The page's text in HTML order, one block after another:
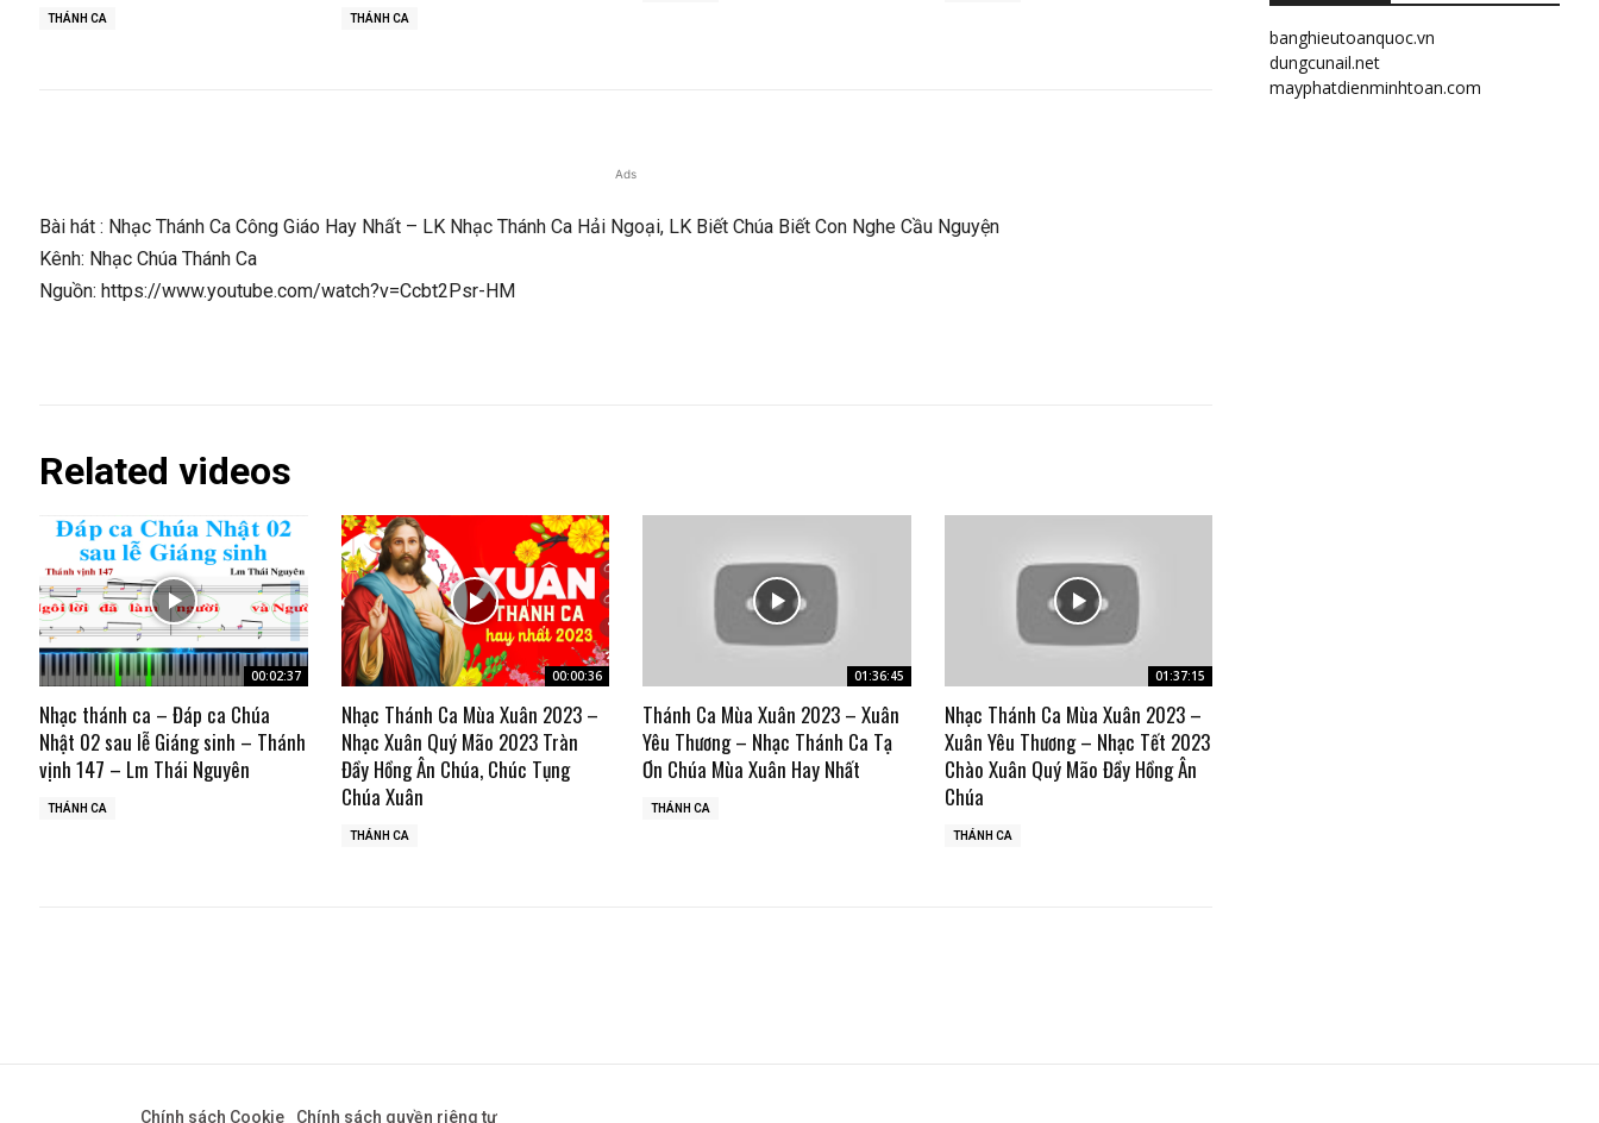
THÁNH CA THÁNH CA
Ads
Bài hát : Nhạc Thánh Ca Công Giáo Hay Nhất – LK Nhạc Thánh Ca Hải Ngoại, LK Biết Chúa Biết Con Nghe Cầu Nguyện
Kênh: Nhạc Chúa Thánh Ca
Nguồn: https://www.youtube.com/watch?v=Ccbt2Psr-HM
Related videos
00:02:37
Nhạc thánh ca – Đáp ca Chúa
Nhật 02 sau lễ Giáng sinh – Thánh
vịnh 147 – Lm Thái Nguyên
THÁNH CA
00:00:36
Nhạc Thánh Ca Mùa Xuân 2023 –
Nhạc Xuân Quý Mão 2023 Tràn
Đầy Hồng Ân Chúa, Chúc Tụng
Chúa Xuân
THÁNH CA
01:36:45
Thánh Ca Mùa Xuân 2023 – Xuân
Yêu Thương – Nhạc Thánh Ca Tạ
Ơn Chúa Mùa Xuân Hay Nhất
THÁNH CA
01:37:15
Nhạc Thánh Ca Mùa Xuân 2023 –
Xuân Yêu Thương – Nhạc Tết 2023
Chào Xuân Quý Mão Đầy Hồng Ân
Chúa
THÁNH CA
banghieutoanquoc.vn
dungcunail.net
mayphatdienminhtoan.com
Chính sách Cookie Chính sách quyền riêng tư